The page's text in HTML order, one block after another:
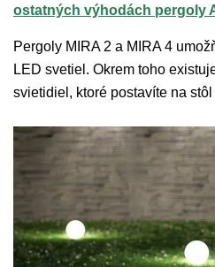
ostatných výhodách pergoly
Pergoly MIRA 2 a MIRA 4
LED svetiel. Okrem toho
svietidiel, ktoré postavíte na